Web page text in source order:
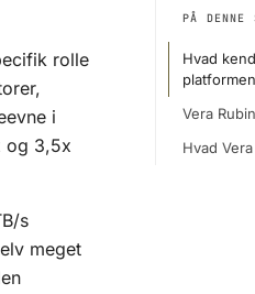
rolle
i
og 3,5x
s
meget
PÅ DENNE
Hvad
Vera
Hvad